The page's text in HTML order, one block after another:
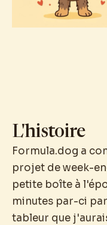
L'histoire
Formula.dog a
projet de week-
petite boîte à
minutes par-ci
tableur que